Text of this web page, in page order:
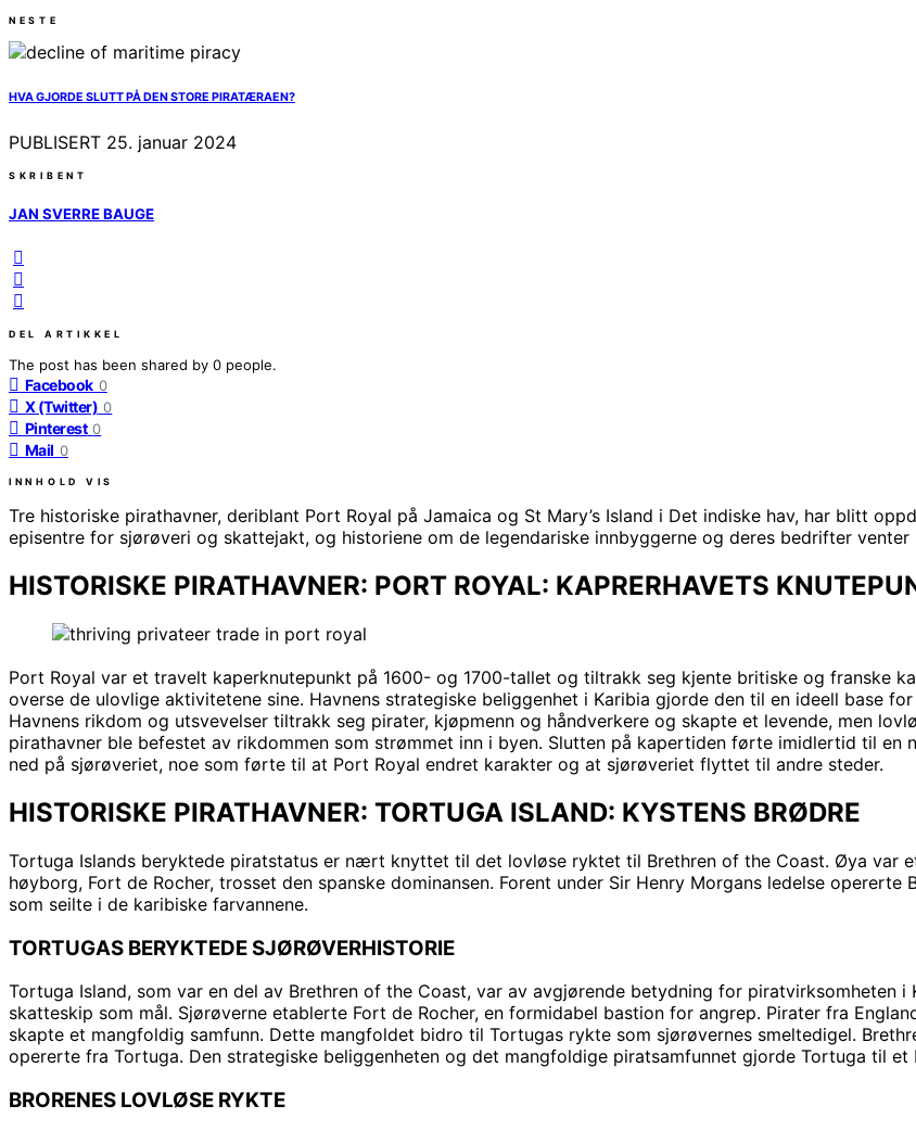
NESTE
HVA GJORDE SLUTT PÅ DEN STORE PIRATÆRAEN?
PUBLISERT 25. januar 2024
SKRIBENT
JAN SVERRE BAUGE
DEL ARTIKKEL
The post has been shared by 0 people.
Facebook 0
X (Twitter) 0
Pinterest 0
Mail 0
INNHOLD VIS
Tre historiske pirathavner, deriblant Port Royal på Jamaica og St Mary’s Island i Det indiske hav, har blitt
episentre for sjørøveri og skattejakt, og historiene om de legendariske innbyggerne og deres bedrifter
HISTORISKE PIRATHAVNER: PORT ROYAL: KAPRERHAVETS
Port Royal var et travelt kaperknutepunkt på 1600- og 1700-tallet og tiltrakk seg kjente britiske og franske
overse de ulovlige aktivitetene sine. Havnens strategiske beliggenhet i Karibia gjorde den til en ideell base
Havnens rikdom og utsvevelser tiltrakk seg pirater, kjøpmenn og håndverkere og skapte et levende, men
pirathavner ble befestet av rikdommen som strømmet inn i byen. Slutten på kapertiden førte imidlertid til en
ned på sjørøveriet, noe som førte til at Port Royal endret karakter og at sjørøveriet flyttet til andre steder.
HISTORISKE PIRATHAVNER: TORTUGA ISLAND: KYSTENS BRØDRE
Tortuga Islands beryktede piratstatus er nært knyttet til det lovløse ryktet til Brethren of the Coast. Øya var
høyborg, Fort de Rocher, trosset den spanske dominansen. Forent under Sir Henry Morgans ledelse
som seilte i de karibiske farvannene.
TORTUGAS BERYKTEDE SJØRØVERHISTORIE
Tortuga Island, som var en del av Brethren of the Coast, var av avgjørende betydning for piratvirksomheten
skatteskip som mål. Sjørøverne etablerte Fort de Rocher, en formidabel bastion for angrep. Pirater fra
skapte et mangfoldig samfunn. Dette mangfoldet bidro til Tortugas rykte som sjørøvernes smeltedigel.
opererte fra Tortuga. Den strategiske beliggenheten og det mangfoldige piratsamfunnet gjorde Tortuga til
BRORENES LOVLØSE RYKTE